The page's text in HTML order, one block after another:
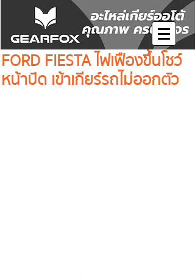
FORD FIESTA ไฟเฟืองขึ้นโชว์
หน้าปัด เข้าเกียร์รถไม่ออกตัว